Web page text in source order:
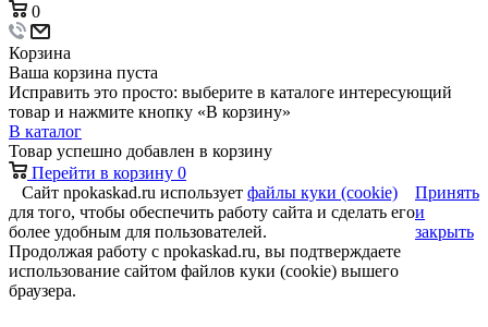
0
Корзина
Ваша корзина пуста
Исправить это просто: выберите в каталоге интересующий
товар и нажмите кнопку «В корзину»
В каталог
Товар успешно добавлен в корзину
Перейти в корзину 0
Сайт npokaskad.ru использует файлы куки (cookie)
для того, чтобы обеспечить работу сайта и сделать его
более удобным для пользователей.
Продолжая работу с npokaskad.ru, вы подтверждаете
использование сайтом файлов куки (cookie) вышего
браузера.
Принять
и
закрыть